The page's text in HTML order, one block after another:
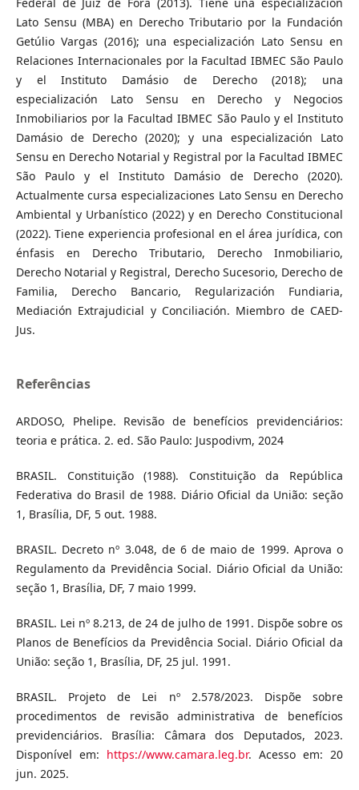
Lato Sensu (MBA) en Derecho Tributario por la Fundación
Getúlio Vargas (2016); una especialización Lato Sensu en
Relaciones Internacionales por la Facultad IBMEC São Paulo
y el Instituto Damásio de Derecho (2018); una
especialización Lato Sensu en Derecho y Negocios
Inmobiliarios por la Facultad IBMEC São Paulo y el Instituto
Damásio de Derecho (2020); y una especialización Lato
Sensu en Derecho Notarial y Registral por la Facultad IBMEC
São Paulo y el Instituto Damásio de Derecho (2020).
Actualmente cursa especializaciones Lato Sensu en Derecho
Ambiental y Urbanístico (2022) y en Derecho Constitucional
(2022). Tiene experiencia profesional en el área jurídica, con
énfasis en Derecho Tributario, Derecho Inmobiliario,
Derecho Notarial y Registral, Derecho Sucesorio, Derecho de
Familia, Derecho Bancario, Regularización Fundiaria,
Mediación Extrajudicial y Conciliación. Miembro de CAED-
Jus.
Referências
ARDOSO, Phelipe. Revisão de benefícios previdenciários:
teoria e prática. 2. ed. São Paulo: Juspodivm, 2024
BRASIL. Constituição (1988). Constituição da República
Federativa do Brasil de 1988. Diário Oficial da União: seção
1, Brasília, DF, 5 out. 1988.
BRASIL. Decreto nº 3.048, de 6 de maio de 1999. Aprova o
Regulamento da Previdência Social. Diário Oficial da União:
seção 1, Brasília, DF, 7 maio 1999.
BRASIL. Lei nº 8.213, de 24 de julho de 1991. Dispõe sobre os
Planos de Benefícios da Previdência Social. Diário Oficial da
União: seção 1, Brasília, DF, 25 jul. 1991.
BRASIL. Projeto de Lei nº 2.578/2023. Dispõe sobre
procedimentos de revisão administrativa de benefícios
previdenciários. Brasília: Câmara dos Deputados, 2023.
Disponível em: https://www.camara.leg.br. Acesso em: 20
jun. 2025.